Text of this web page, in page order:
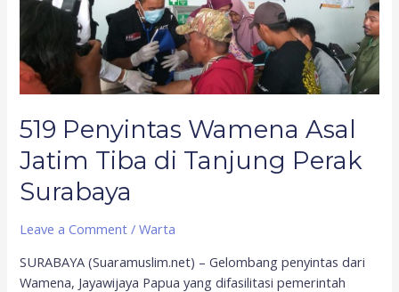
519 Penyintas Wamena Asal
Jatim Tiba di Tanjung Perak
Surabaya
Leave a Comment /Warta
SURABAYA (Suaramuslim.net) – Gelombang penyintas dari
Wamena, Jayawijaya Papua yang difasilitasi pemerintah
Tiba
Tanjung
Perak
Surabaya